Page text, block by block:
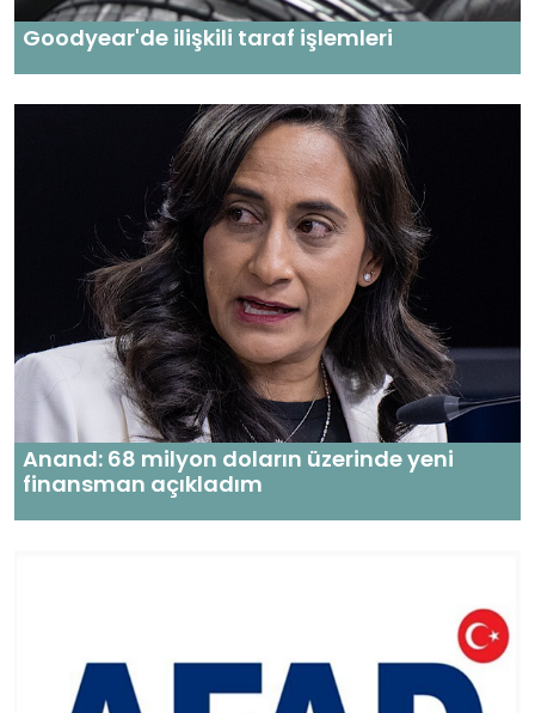
Goodyear'de ilişkili taraf işlemleri
Anand: 68 milyon doların üzerinde yeni
finansman açıkladım